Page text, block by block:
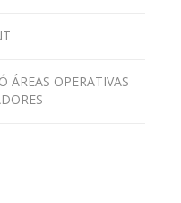
ÁREAS OPERATIVAS